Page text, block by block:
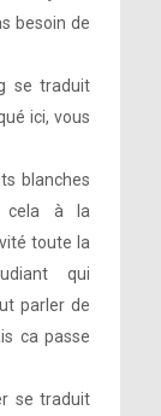
besoin de
se traduit
ici, vous
blanches
cela à la
toute la
qui
parler de
ca passe
se traduit